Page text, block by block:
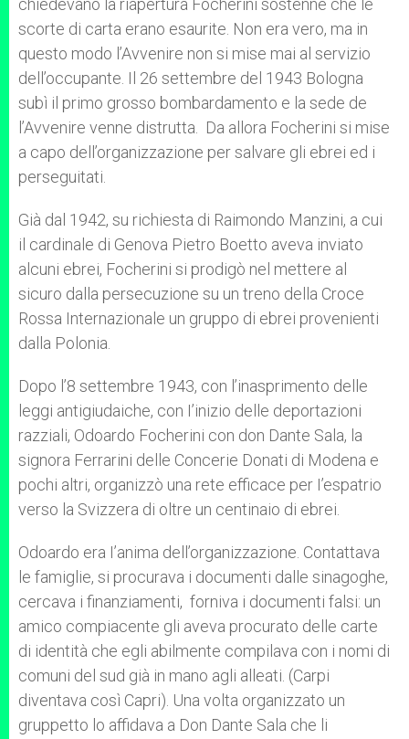
chiedevano la riapertura Focherini sostenne che le
scorte di carta erano esaurite. Non era vero, ma in
questo modo l’Avvenire non si mise mai al servizio
dell’occupante. Il 26 settembre del 1943 Bologna
subì il primo grosso bombardamento e la sede de
l’Avvenire venne distrutta. Da allora Focherini si mise
a capo dell’organizzazione per salvare gli ebrei ed i
perseguitati.
Già dal 1942, su richiesta di Raimondo Manzini, a cui
il cardinale di Genova Pietro Boetto aveva inviato
alcuni ebrei, Focherini si prodigò nel mettere al
sicuro dalla persecuzione su un treno della Croce
Rossa Internazionale un gruppo di ebrei provenienti
dalla Polonia.
Dopo l’8 settembre 1943, con l’inasprimento delle
leggi antigiudaiche, con I’inizio delle deportazioni
razziali, Odoardo Focherini con don Dante Sala, la
signora Ferrarini delle Concerie Donati di Modena e
pochi altri, organizzò una rete efficace per I’espatrio
verso la Svizzera di oltre un centinaio di ebrei.
Odoardo era I’anima dell’organizzazione. Contattava
le famiglie, si procurava i documenti dalle sinagoghe,
cercava i finanziamenti, forniva i documenti falsi: un
amico compiacente gli aveva procurato delle carte
di identità che egli abilmente compilava con i nomi di
comuni del sud già in mano agli alleati. (Carpi
diventava così Capri). Una volta organizzato un
gruppetto lo affidava a Don Dante Sala che li